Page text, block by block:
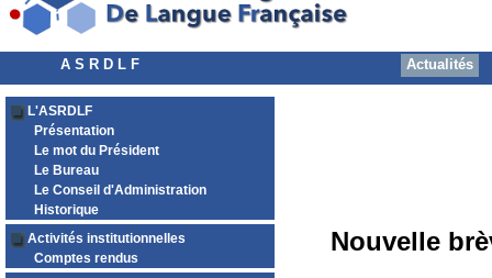
A S R D L F Actualités
L'ASRDLF
Présentation
Le mot du Président
Le Bureau
Le Conseil d'Administration
Historique
Activités institutionnelles
Comptes rendus
Nouvelle